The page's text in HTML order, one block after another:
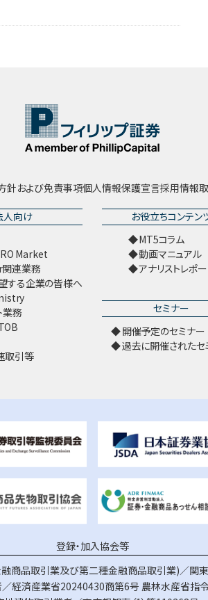
針および免責事項個人情報保護宣言採用情報
人向け
Market
連業務
する企業の皆様へ
業務
取引等
お役立ちコンテン
MT5コラム
動画マニュアル
アナリストレポ
セミナー
開催予定のセミナー
過去に開催されたセ
登録・加入協会等
商品取引業及び第二種金融商品取引業)／関東
経済産業省20240430商第6号 農林水産省指